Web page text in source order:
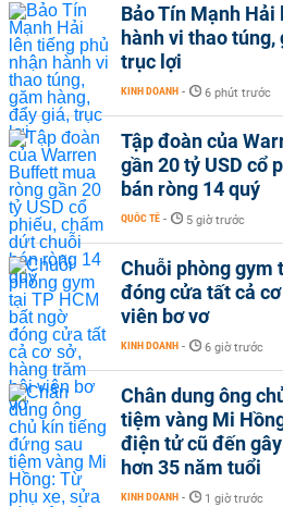
Bảo Tín Mạnh
hành vi thao túng,
trục lợi
KINH DOANH - 6 phút trước
Tập đoàn của
gần 20 tỷ USD cổ
bán ròng 14 quý
QUỐC TẾ - 5 giờ trước
Chuỗi phòng gym
đóng cửa tất cả
viên bơ vơ
KINH DOANH - 6 giờ trước
Chân dung ông
tiệm vàng Mi
điện tử cũ đến
hơn 35 năm tuổi
KINH DOANH - 1 giờ trước